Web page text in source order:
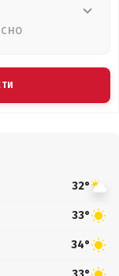
32°
33°
34°